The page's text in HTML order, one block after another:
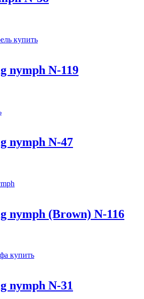
nymph N-119
nymph N-47
nymph (Brown) N-116
nymph N-31